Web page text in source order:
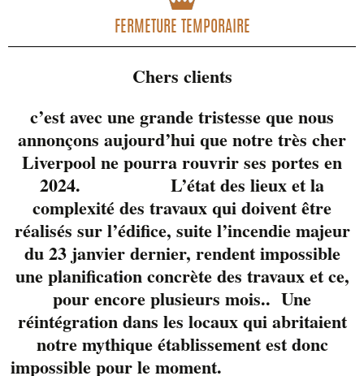
Quoi de mieux qu’un
souper en compagnie
FERMETURE TEMPORAIRE
Chers clients
c’est avec une grande tristesse que nous
annonçons aujourd’hui que notre très cher
Liverpool ne pourra rouvrir ses portes en
2024. L’état des lieux et la
complexité des travaux qui doivent être
réalisés sur l’édifice, suite l’incendie majeur
du 23 janvier dernier, rendent impossible
une planification concrète des travaux et ce,
pour encore plusieurs mois.. Une
réintégration dans les locaux qui abritaient
notre mythique établissement est donc
impossible pour le moment.